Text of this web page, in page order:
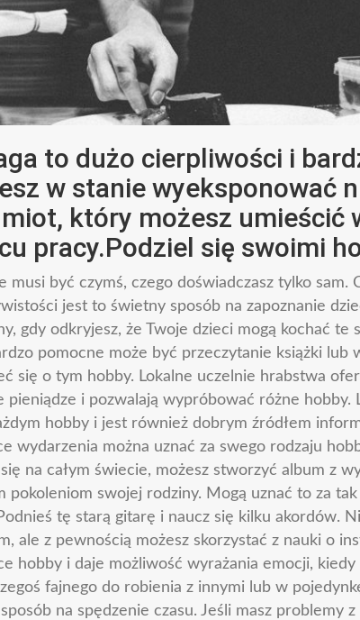
to dużo cierpliwości i
w stanie wyeksponować
który możesz umieścić
pracy.Podziel się swoimi
musi być czymś, czego doświadczasz tylko sam.
jest to świetny sposób na zapoznanie
gdy odkryjesz, że Twoje dzieci mogą kochać te
pomocne może być przeczytanie książki lub
się o tym hobby. Lokalne uczelnie hrabstwa
pieniądze i pozwalają wypróbować różne hobby.
hobby i jest również dobrym źródłem
wydarzenia można uznać za swego rodzaju
na całym świecie, możesz stworzyć album z
pokoleniom swojej rodziny. Mogą uznać to za
tę starą gitarę i naucz się kilku akordów.
ale z pewnością możesz skorzystać z nauki o
hobby i daje możliwość wyrażania emocji,
fajnego do robienia z innymi lub w
na spędzenie czasu. Jeśli masz problemy